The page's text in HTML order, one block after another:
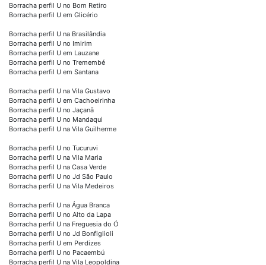
Borracha perfil U no Bom Retiro
Borracha perfil U em Glicério
Borracha perfil U na Brasilândia
Borracha perfil U no Imirim
Borracha perfil U em Lauzane
Borracha perfil U no Tremembé
Borracha perfil U em Santana
Borracha perfil U na Vila Gustavo
Borracha perfil U em Cachoeirinha
Borracha perfil U no Jaçanã
Borracha perfil U no Mandaqui
Borracha perfil U na Vila Guilherme
Borracha perfil U no Tucuruvi
Borracha perfil U na Vila Maria
Borracha perfil U na Casa Verde
Borracha perfil U no Jd São Paulo
Borracha perfil U na Vila Medeiros
Borracha perfil U na Água Branca
Borracha perfil U no Alto da Lapa
Borracha perfil U na Freguesia do Ó
Borracha perfil U no Jd Bonfiglioli
Borracha perfil U em Perdizes
Borracha perfil U no Pacaembú
Borracha perfil U na Vila Leopoldina